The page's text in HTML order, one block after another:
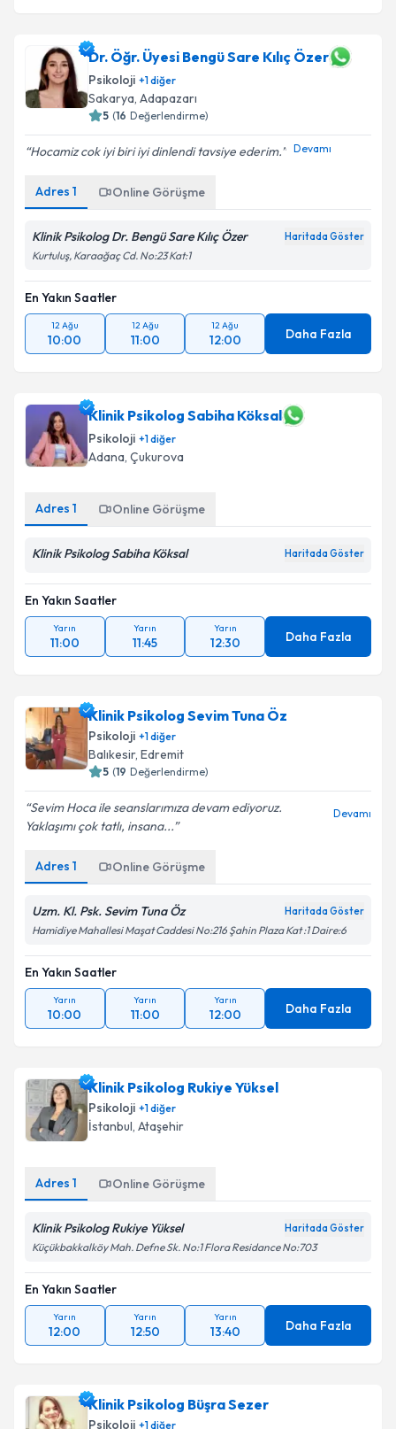
Dr. Öğr. Üyesi Bengü Sare Kılıç Özer
Psikoloji +1diğer
Sakarya, Adapazarı
5 (16 Değerlendirme)
Hocamiz cok iyi biri iyi dinlendi tavsiye ederim. Devamı
Adres 1 Online Görüşme
Klinik Psikolog Dr. Bengü Sare Kılıç Özer Haritada Göster
Kurtuluş, Karaağaç Cd. No:23 Kat:1
En Yakın Saatler
12 Ağu
10:00
12 Ağu
11:00
12 Ağu
12:00 Daha Fazla
Klinik Psikolog Sabiha Köksal
Psikoloji +1diğer
Adana, Çukurova
Adres 1 Online Görüşme
Klinik Psikolog Sabiha Köksal Haritada Göster
En Yakın Saatler
Yarın
11:00
Yarın
11:45
Yarın
12:30 Daha Fazla
Klinik Psikolog Sevim Tuna Öz
Psikoloji +1diğer
Balıkesir, Edremit
5 (19 Değerlendirme)
Sevim Hoca ile seanslarımıza devam ediyoruz.
Yaklaşımı çok tatlı, insana...
Devamı
Adres 1 Online Görüşme
Uzm. Kl. Psk. Sevim Tuna Öz Haritada Göster
Hamidiye Mahallesi Maşat Caddesi No:216 Şahin Plaza Kat :1 Daire:6
En Yakın Saatler
Yarın
10:00
Yarın
11:00
Yarın
12:00 Daha Fazla
Klinik Psikolog Rukiye Yüksel
Psikoloji +1diğer
İstanbul, Ataşehir
Adres 1 Online Görüşme
Klinik Psikolog Rukiye Yüksel Haritada Göster
Küçükbakkalköy Mah. Defne Sk. No:1 Flora Residance No:703
En Yakın Saatler
Yarın
12:00
Yarın
12:50
Yarın
13:40 Daha Fazla
Klinik Psikolog Büşra Sezer
Psikoloji +1diğer